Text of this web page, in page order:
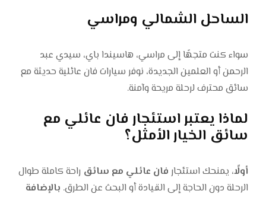
الساحل الشمالي ومراسي
سواء كنت متجهًا إلى مراسي، هاسيندا باي، سيدي عبد
الرحمن أو العلمين الجديدة، نوفر سيارات فان عائلية حديثة مع
سائق محترف لرحلة مريحة وآمنة.
لماذا يعتبر استئجار فان عائلي مع
سائق الخيار الأمثل؟
أولًا، يمنحك استئجار فان عائلي مع سائق راحة كاملة طوال
الرحلة دون الحاجة إلى القيادة أو البحث عن الطرق. بالإضافة